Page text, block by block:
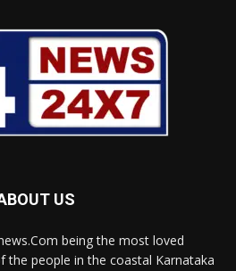
US
being the most loved
the people in the coastal Karnataka